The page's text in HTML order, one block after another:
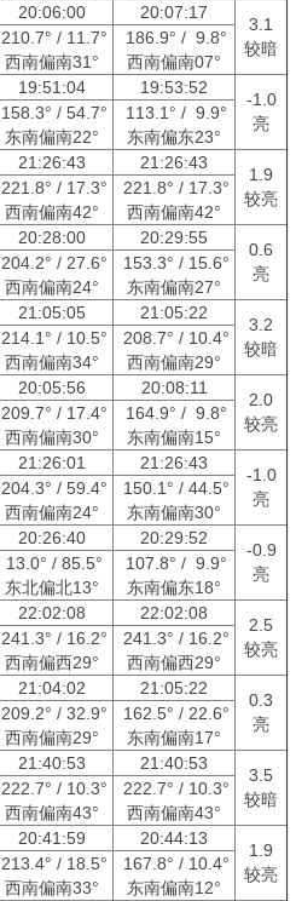
20:06:00 20:07:17
3.1
较暗
210.7° / 11.7°
西南偏南31°
186.9° / 9.8°
西南偏南07°
19:51:04 19:53:52
-1.0
亮
158.3° / 54.7°
东南偏南22°
113.1° / 9.9°
东南偏东23°
21:26:43 21:26:43
1.9
较亮
221.8° / 17.3°
西南偏南42°
221.8° / 17.3°
西南偏南42°
20:28:00 20:29:55
0.6
亮
204.2° / 27.6°
西南偏南24°
153.3° / 15.6°
东南偏南27°
21:05:05 21:05:22
3.2
较暗
214.1° / 10.5°
西南偏南34°
208.7° / 10.4°
西南偏南29°
20:05:56 20:08:11
2.0
较亮
209.7° / 17.4°
西南偏南30°
164.9° / 9.8°
东南偏南15°
21:26:01 21:26:43
-1.0
亮
204.3° / 59.4°
西南偏南24°
150.1° / 44.5°
东南偏南30°
20:26:40 20:29:52
-0.9
亮
13.0° / 85.5°
东北偏北13°
107.8° / 9.9°
东南偏东18°
22:02:08 22:02:08
2.5
较亮
241.3° / 16.2°
西南偏西29°
241.3° / 16.2°
西南偏西29°
21:04:02 21:05:22
0.3
亮
209.2° / 32.9°
西南偏南29°
162.5° / 22.6°
东南偏南17°
21:40:53 21:40:53
3.5
较暗
222.7° / 10.3°
西南偏南43°
222.7° / 10.3°
西南偏南43°
20:41:59 20:44:13
1.9
较亮
213.4° / 18.5°
西南偏南33°
167.8° / 10.4°
东南偏南12°